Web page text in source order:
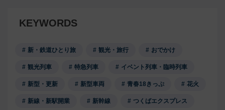
KEYWORDS
新・鉄道ひとり旅 観光・旅行 おでかけ
観光列車 特急列車 イベント列車・臨時列車
新型・更新 新型車両 青春18きっぷ 花火
新線・新駅開業 新幹線 つくばエクスプレス